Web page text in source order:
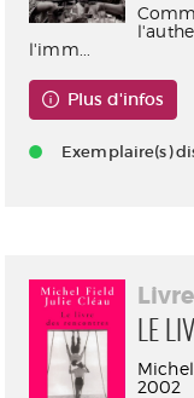
l'imm...
Plus d'infos
Exemplaire(s)
Livre
LE
2002